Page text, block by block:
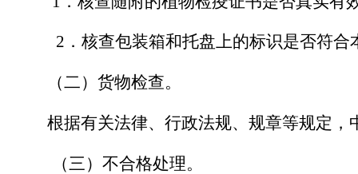
2．核查包装箱和托盘上的标识是否符
（二）货物检查。
根据有关法律、行政法规、规章等规定
（三）不合格处理。